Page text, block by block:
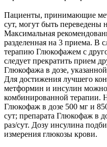
Пациенты, принимающие
сут, могут быть
Максимальная
разделенная на 3 приема. В
терапию Глюкофажем с
следует прекратить прием
Глюкофажа в дозе,
Для достижения лучшего
метформин и инсулин
комбинированной терапии.
Глюкофаж в дозе 500 мг и
сут; препарата Глюкофаж в
раз/сут. Дозу инсулина
измерения глюкозы крови.